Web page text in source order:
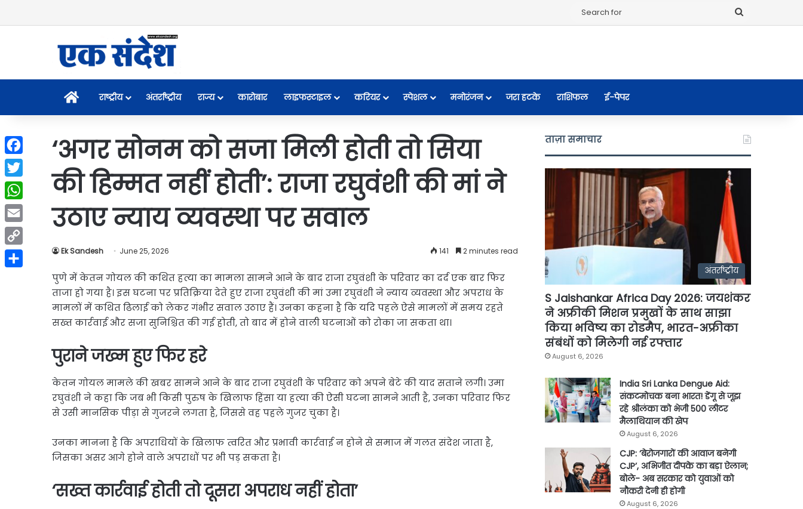
Homeराष्ट्रीय अंतर्राष्ट्रीय राज्य कारोबार लाइफस्टाइल करियर स्पेशल मनोरंजन जरा हटके राशिफल ई-पेपर
‘अगर सोनम को सजा मिली होती तो सिया
की हिम्मत नहीं होती’: राजा रघुवंशी की मां ने
उठाए न्याय व्यवस्था पर सवाल
Ek Sandesh June 25, 2026 141 2 minutes read
पुणे में केतन गोयल की कथित हत्या का मामला सामने आने के बाद राजा रघुवंशी के परिवार का दर्द एक बार फिर
ताजा हो गया है। इस घटना पर प्रतिक्रिया देते हुए राजा रघुवंशी की मां उमा रघुवंशी ने न्याय व्यवस्था और अपराध के
मामलों में कथित ढिलाई को लेकर गंभीर सवाल उठाए हैं। उनका कहना है कि यदि पहले ऐसे मामलों में समय रहते
सख्त कार्रवाई और सजा सुनिश्चित की गई होती, तो बाद में होने वाली घटनाओं को रोका जा सकता था।
पुराने जख्म हुए फिर हरे
केतन गोयल मामले की खबर सामने आने के बाद राजा रघुवंशी के परिवार को अपने बेटे की याद सताने लगी। उमा
रघुवंशी ने कहा कि जब भी किसी पुरुष के खिलाफ हिंसा या हत्या की ऐसी घटना सामने आती है, उनका परिवार फिर
से उसी मानसिक पीड़ा से गुजरने लगता है, जिससे वह पहले गुजर चुका है।
उनका मानना है कि अपराधियों के खिलाफ त्वरित और प्रभावी कार्रवाई न होने से समाज में गलत संदेश जाता है,
जिसका असर आगे होने वाले अपराधों पर भी पड़ सकता है।
‘सख्त कार्रवाई होती तो दूसरा अपराध नहीं होता’
ताज़ा समाचार
अंतर्राष्ट्रीय
S Jaishankar Africa Day 2026: जयशंकर
ने अफ्रीकी मिशन प्रमुखों के साथ साझा
किया भविष्य का रोडमैप, भारत-अफ्रीका
संबंधों को मिलेगी नई रफ्तार
August 6, 2026
India Sri Lanka Dengue Aid:
संकटमोचक बना भारत! डेंगू से जूझ
रहे श्रीलंका को भेजी 500 लीटर
मैलाथियान की खेप
August 6, 2026
CJP: ‘बेरोजगारों की आवाज बनेगी
CJP’, अभिजीत दीपके का बड़ा ऐलान;
बोले- अब सरकार को युवाओं को
नौकरी देनी ही होगी
August 6, 2026
Facebook
Twitter
WhatsApp
Email
Copy
Link